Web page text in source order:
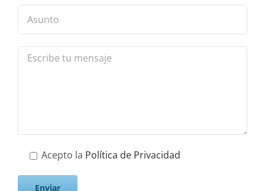
Acepto la Política de Privacidad